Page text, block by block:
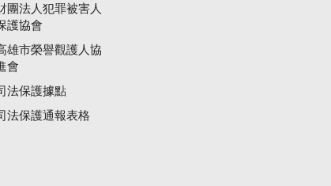
團法人犯罪被害人
護協會
雄市榮譽觀護人協
會
法保護據點
法保護通報表格